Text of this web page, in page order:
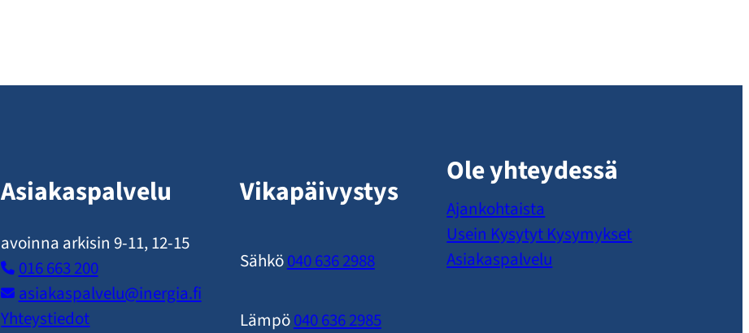
Asiakaspalvelu
avoinna arkisin 9-11, 12-15
016 663 200
asiakaspalvelu​@inergia.fi
Yhteystiedot
Vikapäivystys
Sähkö040 636 2988
Lämpö040 636 2985
Ole yhteydessä
Ajankohtaista
Usein Kysytyt Kysymykset
Asiakaspalvelu